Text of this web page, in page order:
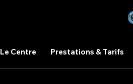
Le Centre Prestations & Tarifs